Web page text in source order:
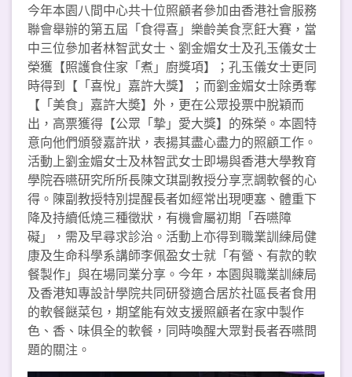
今年本園八間中心共十位照顧者參加由香港社會服務
聯會舉辦的第五屆「食得喜」樂齡美食烹飪大賽，當
中三位參加者林智武女士、劉金媚女士及孔玉儀女士
榮獲【照護食住家「煮」廚獎項】；孔玉儀女士更同
時得到【「喜悅」嘉許大獎】；而劉金媚女士除勇奪
【「美食」嘉許大奬】外，更在公眾投票中脫穎而
出，高票獲得【公眾「摯」愛大獎】的殊榮。本園特
意向他們頒發嘉許狀，表揚其盡心盡力的照顧工作。
活動上劉金媚女士及林智武女士即場與香港大學教育
學院吞嚥研究所所長陳文琪副教授分享烹調軟餐的心
得。陳副教授特別提醒長者如經常出現哽塞、體重下
降及持續低燒三種徵狀，有機會屬初期「吞嚥障
礙」，需及早尋求診治。活動上亦得到職業訓練局健
康及生命科學系講師李佩盈女士就「有營、有款的軟
餐製作」與在場同業分享。今年，本園與職業訓練局
及香港知專設計學院共同研發適合居於社區長者食用
的軟餐餸菜包，期望能有效支援照顧者在家中製作
色、香、味俱全的軟餐，同時喚醒大眾對長者吞嚥問
題的關注。